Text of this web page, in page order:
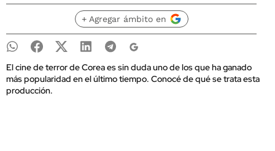
+ Agregar ámbito en
El cine de terror de Corea es sin duda uno de los que ha ganado
más popularidad en el último tiempo. Conocé de qué se trata esta
producción.